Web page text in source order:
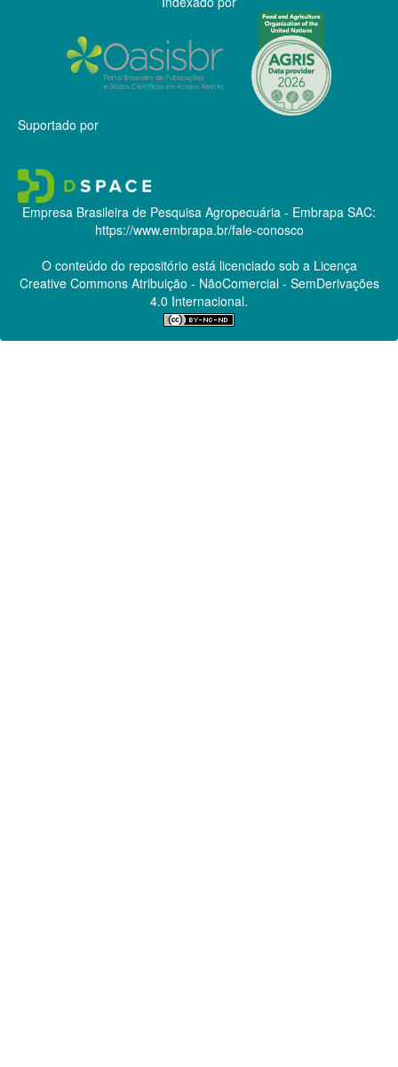
Suportado por
Empresa Brasileira de Pesquisa Agropecuária - Embrapa SAC:
https://www.embrapa.br/fale-conosco
O conteúdo do repositório está licenciado sob a Licença
Creative CommonsAtribuição - NãoComercial - SemDerivações
4.0 Internacional.